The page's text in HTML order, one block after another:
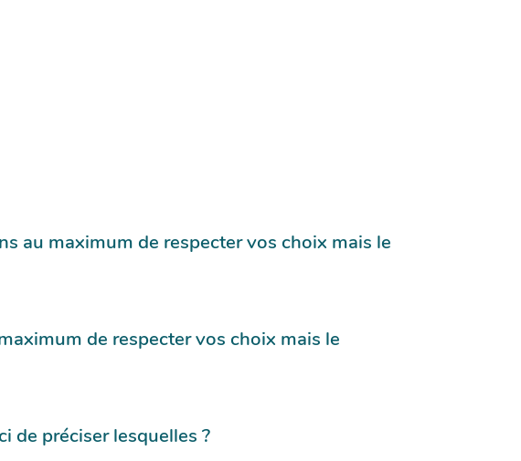
au maximum de respecter vos choix mais le
de respecter vos choix mais le
de préciser lesquelles ?